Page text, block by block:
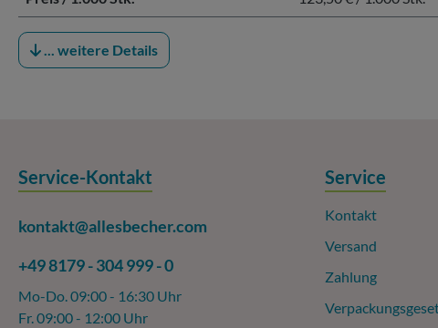
... weitere Details
Service-Kontakt
kontakt@allesbecher.com
+49 8179 - 304 999 - 0
Mo-Do. 09:00 - 16:30 Uhr
Fr. 09:00 - 12:00 Uhr
Service
Kontakt
Versand
Zahlung